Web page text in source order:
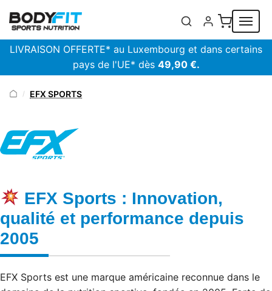
LIVRAISON OFFERTE* au Luxembourg et dans certains
pays de l'UE* dès 49,90 €.
/ EFX SPORTS
EFX Sports : Innovation,
qualité et performance depuis
2005
EFX Sports est une marque américaine reconnue dans le